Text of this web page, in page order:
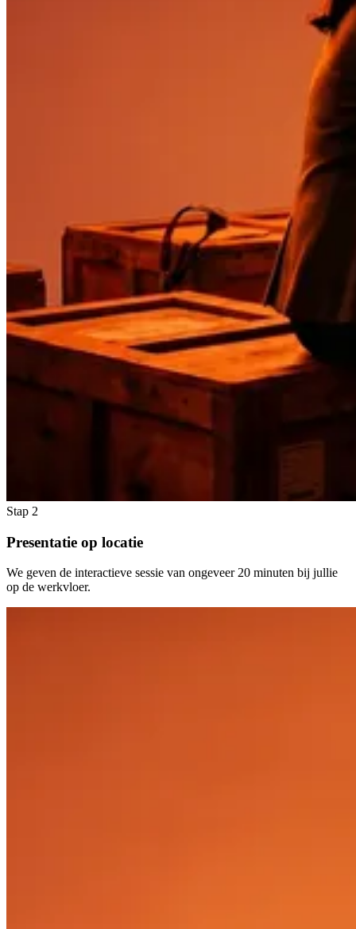
Stap 2
Presentatie op locatie
We geven de interactieve sessie van ongeveer 20 minuten bij jullie
op de werkvloer.